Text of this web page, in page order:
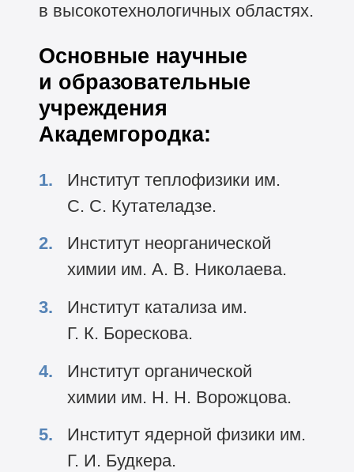
в высокотехнологичных областях.
Основные научные
и образовательные
учреждения
Академгородка:
Институт теплофизики им.
С. С. Кутателадзе.
Институт неорганической
химии им. А. В. Николаева.
Институт катализа им.
Г. К. Борескова.
Институт органической
химии им. Н. Н. Ворожцова.
Институт ядерной физики им.
Г. И. Будкера.